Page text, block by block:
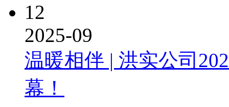
12
2025-09
温暖相伴 | 洪实公司
幕！